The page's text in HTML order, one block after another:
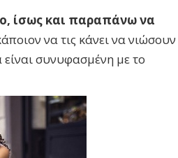
ίσως και παραπάνω να
να τις κάνει να νιώσουν
είναι συνυφασμένη με το